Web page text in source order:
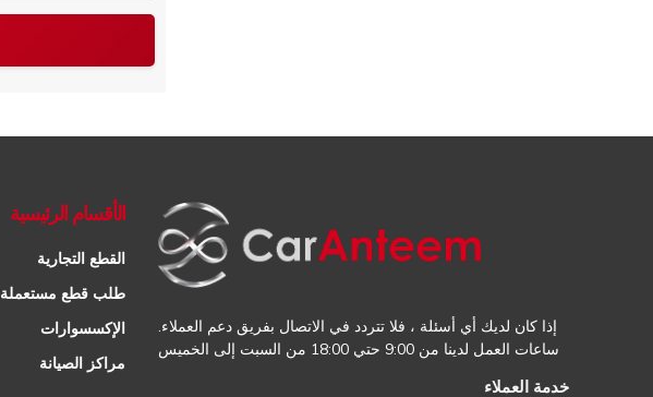
إذا كان لديك أي أسئلة ، فلا تتردد في الاتصال بفريق دعم العملاء.
ساعات العمل لدينا من 9:00 حتي 18:00 من السبت إلى الخميس
خدمة العملاء
الأقسام الرئيسية
القطع التجارية
طلب قطع مستعملة
الإكسسوارات
مراكز الصيانة